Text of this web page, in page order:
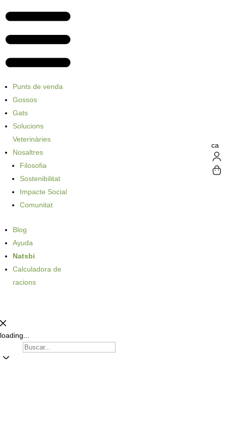
Punts de venda
Gossos
Gats
Solucions
Veterinàries
Nosaltres
Filosofia
Sostenibilitat
Impacte Social
Comunitat
Blog
Ayuda
Natsbi
Calculadora de
racions
ca
loading...